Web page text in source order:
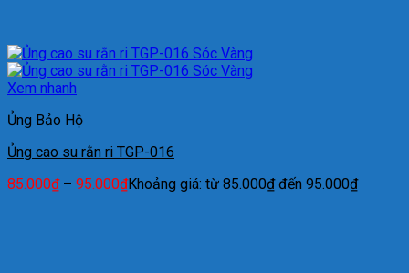
Xem nhanh
Ủng Bảo Hộ
Ủng cao su rằn ri TGP-016
85.000₫ – 95.000₫Khoảng giá: từ 85.000₫ đến 95.000₫